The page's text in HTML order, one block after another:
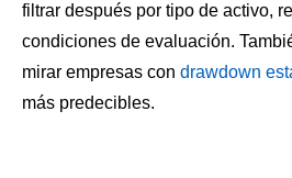
filtrar después por tipo de activo,
condiciones de evaluación.
mirar empresas con drawdown
más predecibles.